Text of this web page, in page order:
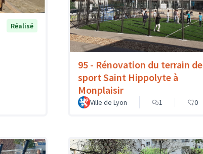
Réalisé
95 - Rénovation du terrain de
sport Saint Hippolyte à
Monplaisir
Ville de Lyon 1 0